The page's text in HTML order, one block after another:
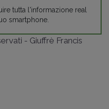
tutta l'informazione real
smartphone.
- Giuffrè Francis